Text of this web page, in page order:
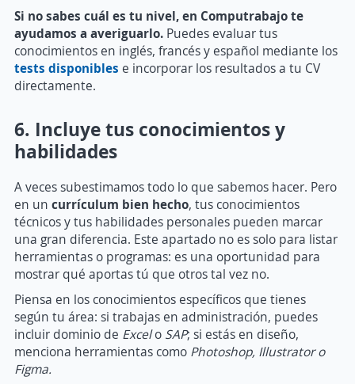
Si no sabes cuál es tu nivel, en Computrabajo te
ayudamos a averiguarlo. Puedes evaluar tus
conocimientos en inglés, francés y español mediante los
tests disponibles e incorporar los resultados a tu CV
directamente.
6. Incluye tus conocimientos y
habilidades
A veces subestimamos todo lo que sabemos hacer. Pero
en un currículum bien hecho, tus conocimientos
técnicos y tus habilidades personales pueden marcar
una gran diferencia. Este apartado no es solo para listar
herramientas o programas: es una oportunidad para
mostrar qué aportas tú que otros tal vez no.
Piensa en los conocimientos específicos que tienes
según tu área: si trabajas en administración, puedes
incluir dominio de Excelo SAP; si estás en diseño,
menciona herramientas como Photoshop, Illustrator o
Figma.